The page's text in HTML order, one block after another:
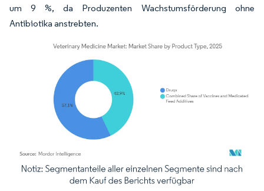
um 9 %, da Produzenten Wachstumsförderung ohne
Antibiotika anstrebten.
Bild © Mordor Intelligence. Wiederverwendung erfordert Namensnennung